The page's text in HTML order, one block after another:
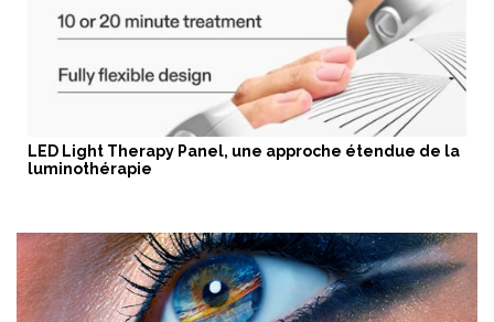
LED Light Therapy Panel, une approche étendue de la
luminothérapie